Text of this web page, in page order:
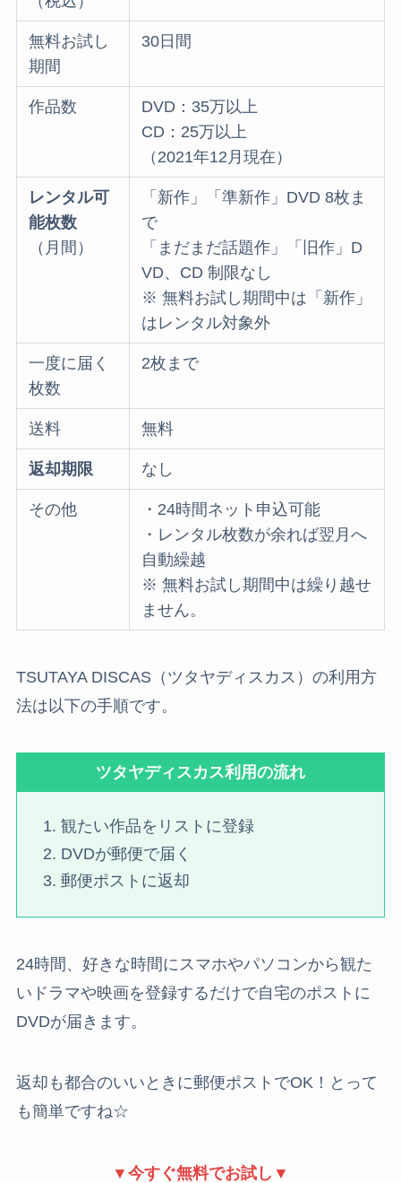
無料お試し
期間
30日間
作品数
DVD：35万以上
CD：25万以上
（2021年12月現在）
レンタル可
能枚数
（月間）
「新作」「準新作」DVD 8枚ま
で
「まだまだ話題作」「旧作」D
VD、CD 制限なし
※ 無料お試し期間中は「新作」
はレンタル対象外
一度に届く
枚数
2枚まで
送料 無料
返却期限 なし
その他
・24時間ネット申込可能
・レンタル枚数が余れば翌月へ
自動繰越
※ 無料お試し期間中は繰り越せ
ません。
TSUTAYA DISCAS（ツタヤディスカス）の利用方
法は以下の手順です。
ツタヤディスカス利用の流れ
観たい作品をリストに登録
DVDが郵便で届く
郵便ポストに返却
24時間、好きな時間にスマホやパソコンから観た
いドラマや映画を登録するだけで自宅のポストに
DVDが届きます。
返却も都合のいいときに郵便ポストでOK！とって
も簡単ですね☆
▼今すぐ無料でお試し▼